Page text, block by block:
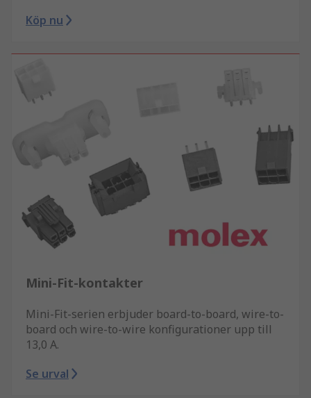
Köp nu
Mini-Fit-kontakter
Mini-Fit-serien erbjuder board-to-board, wire-to-
board och wire-to-wire konfigurationer upp till
13,0 A.
Se urval